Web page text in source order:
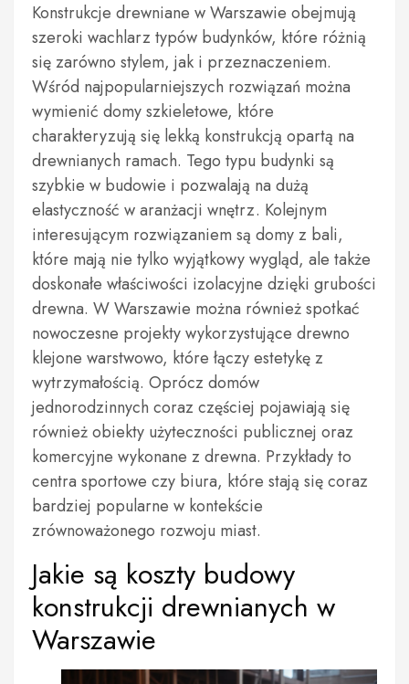
Konstrukcje drewniane w Warszawie obejmują
szeroki wachlarz typów budynków, które różnią
się zarówno stylem, jak i przeznaczeniem.
Wśród najpopularniejszych rozwiązań można
wymienić domy szkieletowe, które
charakteryzują się lekką konstrukcją opartą na
drewnianych ramach. Tego typu budynki są
szybkie w budowie i pozwalają na dużą
elastyczność w aranżacji wnętrz. Kolejnym
interesującym rozwiązaniem są domy z bali,
które mają nie tylko wyjątkowy wygląd, ale także
doskonałe właściwości izolacyjne dzięki grubości
drewna. W Warszawie można również spotkać
nowoczesne projekty wykorzystujące drewno
klejone warstwowo, które łączy estetykę z
wytrzymałością. Oprócz domów
jednorodzinnych coraz częściej pojawiają się
również obiekty użyteczności publicznej oraz
komercyjne wykonane z drewna. Przykłady to
centra sportowe czy biura, które stają się coraz
bardziej popularne w kontekście
zrównoważonego rozwoju miast.
Jakie są koszty budowy
konstrukcji drewnianych w
Warszawie